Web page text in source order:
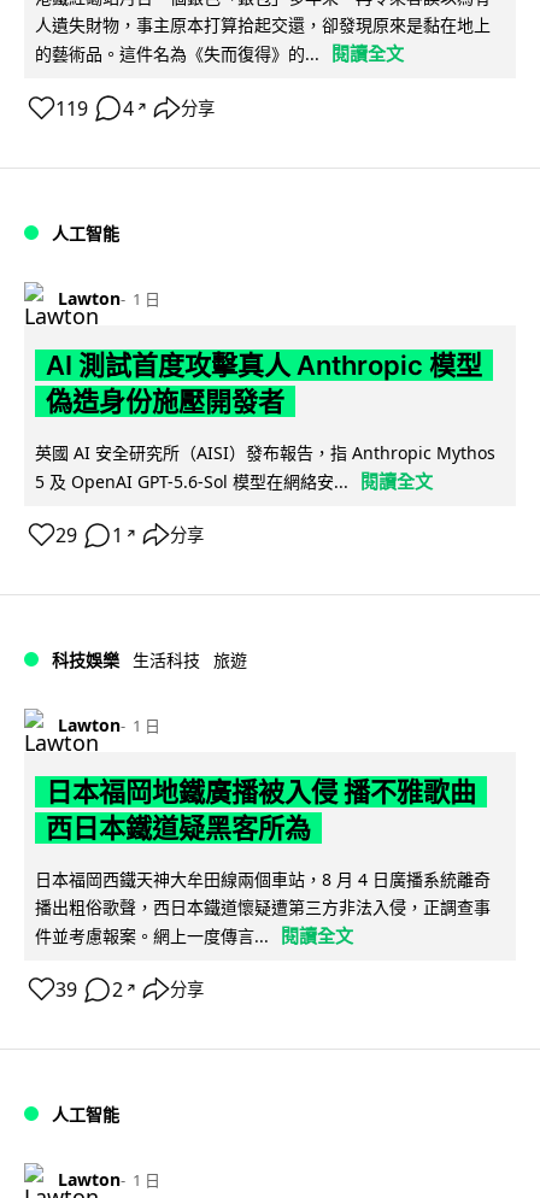
人遺失財物，事主原本打算拾起交還，卻發現原來是黏在地上
的藝術品。這件名為《失而復得》的...
閱讀全文
119 4 ↗ 分享
人工智能
Lawton 1 日
AI 測試首度攻擊真人 Anthropic 模型
偽造身份施壓開發者
英國 AI 安全研究所（AISI）發布報告，指 Anthropic Mythos
5 及 OpenAI GPT-5.6-Sol 模型在網絡安...
閱讀全文
29 1 ↗ 分享
科技娛樂 生活科技 旅遊
Lawton 1 日
日本福岡地鐵廣播被入侵 播不雅歌曲
西日本鐵道疑黑客所為
日本福岡西鐵天神大牟田線兩個車站，8 月 4 日廣播系統離奇
播出粗俗歌聲，西日本鐵道懷疑遭第三方非法入侵，正調查事
件並考慮報案。網上一度傳言...
閱讀全文
39 2 ↗ 分享
人工智能
Lawton 1 日